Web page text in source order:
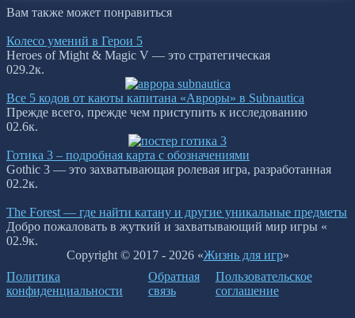
Вам также может понравиться
Колесо умений в Герои 5
Heroes of Might & Magic V — это стратегическая
029.2к.
Все 5 кодов от каюты капитана «Авроры» в Subnautica
Прежде всего, прежде чем приступить к исследованию
02.6к.
Готика 3 – подробная карта с обозначениями
Gothic 3 — это захватывающая ролевая игра, разработанная
02.2к.
The Forest — где найти катану и другие уникальные предметы
Добро пожаловать в жуткий и захватывающий мир игры «
02.9к.
Copyright © 2017 - 2026 «Жизнь для игр»
Политика
конфиденциальности
Обратная
связь
Пользовательское
соглашение